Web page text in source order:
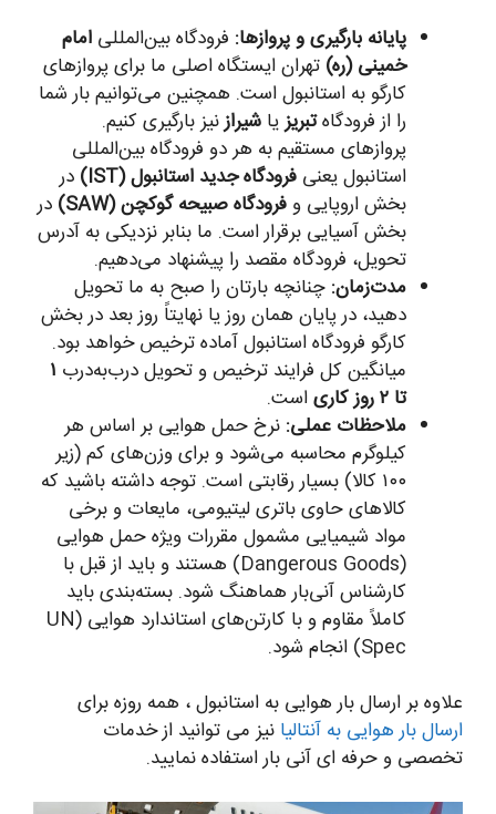
پایانه بارگیری و پروازها: فرودگاه بین‌المللی امام
خمینی (ره) تهران ایستگاه اصلی ما برای پروازهای
کارگو به استانبول است. همچنین می‌توانیم بار شما
را از فرودگاهتبریزیا شیرازنیز بارگیری کنیم.
پروازهای مستقیم به هر دو فرودگاه بین‌المللی
استانبول یعنی فرودگاه جدید استانبول (IST)
در
بخش اروپایی وفرودگاه صبیحه گوکچن (SAW)
در
بخش آسیایی برقرار است. ما بنابر نزدیکی به آدرس
تحویل، فرودگاه مقصد را پیشنهاد می‌دهیم.
مدت‌زمان: چنانچه بارتان را صبح به ما تحویل
دهید، در پایان همان روز یا نهایتاً روز بعد در بخش
کارگو فرودگاه استانبول آماده ترخیص خواهد بود.
میانگین کل فرایند ترخیص و تحویل درب‌به‌درب ۱
تا ۲ روز کاری
است.
ملاحظات عملی: نرخ حمل هوایی بر اساس هر
کیلوگرم محاسبه می‌شود و برای وزن‌های کم (زیر
۱۰۰ کالا) بسیار رقابتی است. توجه داشته باشید که
کالاهای حاوی باتری لیتیومی، مایعات و برخی
مواد شیمیایی مشمول مقررات ویژه حمل هوایی
(Dangerous Goods) هستند و باید از قبل با
کارشناس آنی‌بار هماهنگ شود. بسته‌بندی باید
کاملاً مقاوم و با کارتن‌های استاندارد هوایی (UN
Spec) انجام شود.
علاوه بر ارسال بار هوایی به استانبول ، همه روزه برای
ارسال بار هوایی به آنتالیا نیز می توانید از خدمات
تخصصی و حرفه ای آنی بار استفاده نمایید.